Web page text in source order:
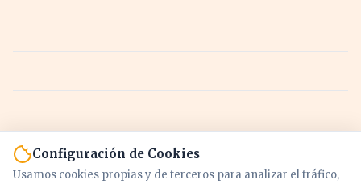
Configuración de Cookies
Usamos cookies propias y de terceros para analizar el tráfico,